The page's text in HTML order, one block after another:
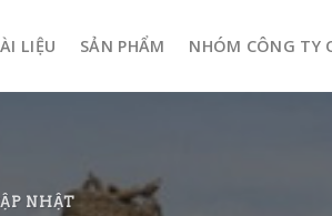
LIỆU SẢN PHẨM NHÓM CÔNG TY
NHẬT